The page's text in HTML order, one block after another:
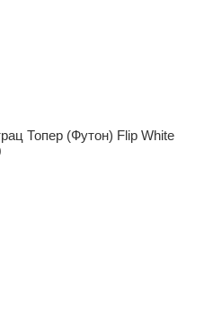
Топер (Футон) Flip White